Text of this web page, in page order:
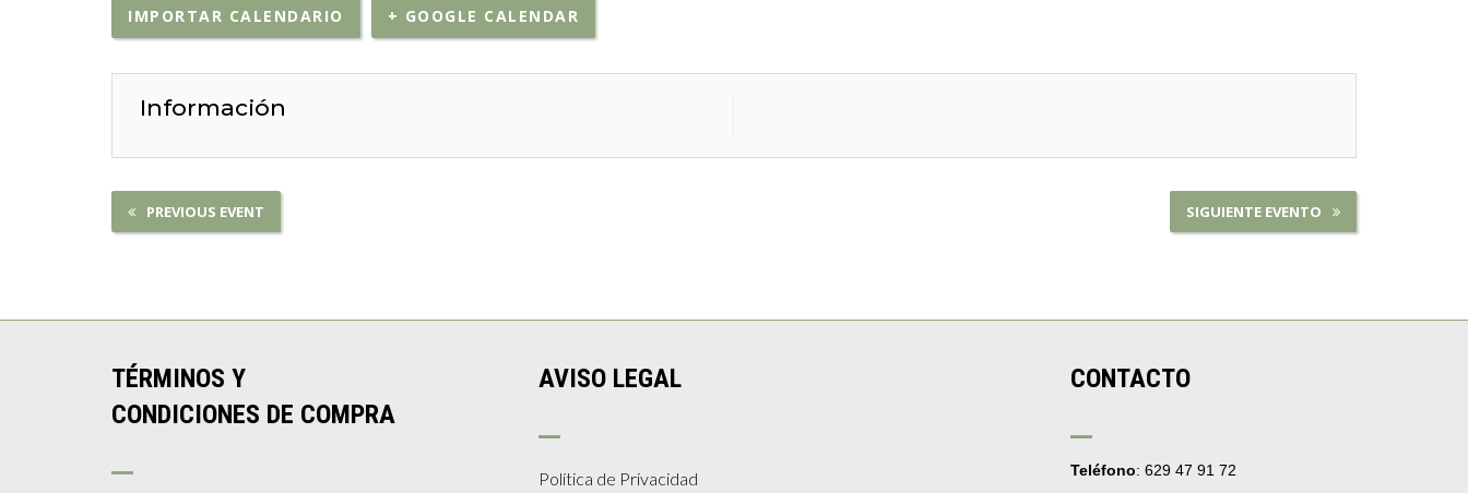
IMPORTAR CALENDARIO + GOOGLE CALENDAR
Información
PREVIOUS EVENT SIGUIENTE EVENTO
TÉRMINOS Y
CONDICIONES DE COMPRA
AVISO LEGAL
Política de Privacidad
CONTACTO
Teléfono: 629 47 91 72